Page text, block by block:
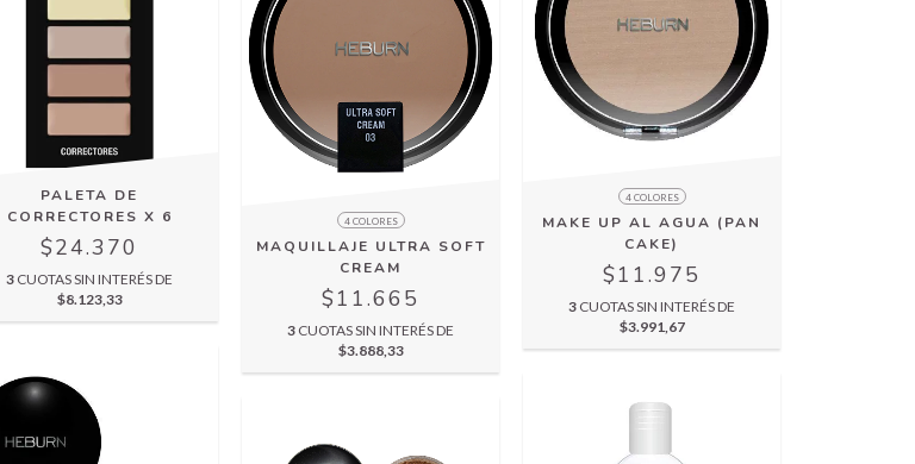
PALETA DE
CORRECTORES X 6
$24.370
3 CUOTAS SIN INTERÉS DE
$8.123,33
4 COLORES
MAQUILLAJE ULTRA SOFT
CREAM
$11.665
3 CUOTAS SIN INTERÉS DE
$3.888,33
4 COLORES
MAKE UP AL AGUA (PAN
CAKE)
$11.975
3 CUOTAS SIN INTERÉS DE
$3.991,67